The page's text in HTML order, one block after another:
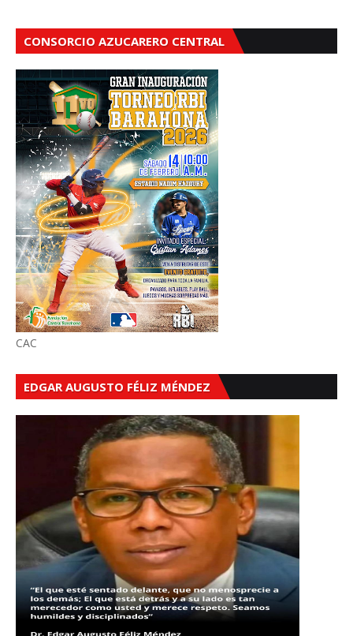
CONSORCIO AZUCARERO CENTRAL
CAC
EDGAR AUGUSTO FÉLIZ MÉNDEZ